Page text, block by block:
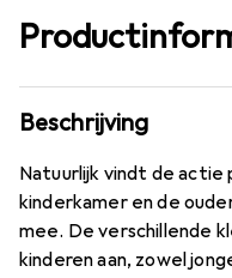
Beschrijving
Natuurlijk vindt de actie
kinderkamer en de
mee. De verschillende
kinderen aan, zowel